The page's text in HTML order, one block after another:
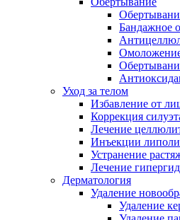
Бандажное
Уход за телом
Избавление от
Коррекция
Лечение
Инъекции
Устранение
Лечение
Дерматология
Удаление
Удаление